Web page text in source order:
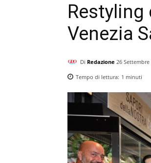
Restyling
Venezia
Di Redazione 26 Settembre
Tempo di lettura: 1 minuti